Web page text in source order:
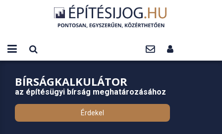
BÍRSÁGKALKULÁTOR
az építésügyi bírság meghatározásához
Érdekel